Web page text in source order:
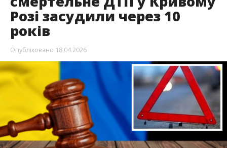
Розі засудили через 10
років
Опубліковано 18.04.2026